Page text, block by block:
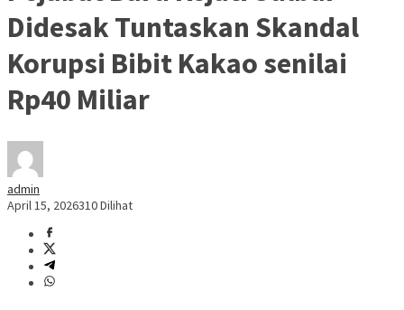
Didesak Tuntaskan Skandal
Korupsi Bibit Kakao senilai
Rp40 Miliar
admin
April 15, 2026310 Dilihat